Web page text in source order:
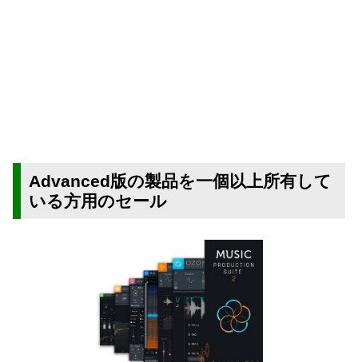
Advanced版の製品を一個以上所有して
いる方用のセール